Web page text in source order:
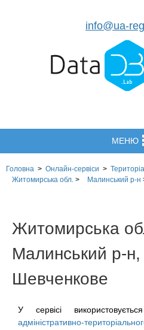
info@ua-
МЕНЮ
Головна > Онлайн-сервіси >
Житомирська обл. > Малинський р-н
Житомирська
Малинський р-н,
Шевченкове
У сервісі
адміністративно-